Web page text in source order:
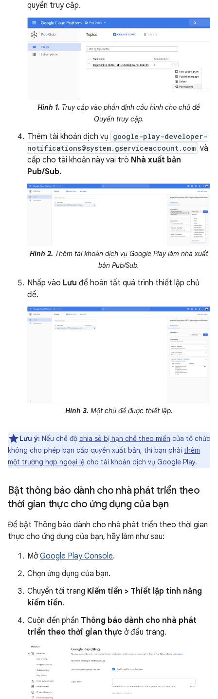
quyền truy cập.
Hình 1. Truy cập vào phần định cấu hình cho chủ đề
Quyền truy cập.
Thêm tài khoản dịch vụ google-play-developer-
notifications@system.gserviceaccount.com và
cấp cho tài khoản này vai trò Nhà xuất bản
Pub/Sub.
Hình 2. Thêm tài khoản dịch vụ Google Play làm nhà xuất
bản Pub/Sub.
Nhấp vào Lưu để hoàn tất quá trình thiết lập chủ
đề.
Hình 3. Một chủ đề được thiết lập.
Lưu ý: Nếu chế độ chia sẻ bị hạn chế theo miền của tổ chức
không cho phép bạn cấp quyền xuất bản, thì bạn phải thêm
một trường hợp ngoại lệ cho tài khoản dịch vụ Google Play.
Bật thông báo dành cho nhà phát triển theo
thời gian thực cho ứng dụng của bạn
Để bật Thông báo dành cho nhà phát triển theo thời gian
thực cho ứng dụng của bạn, hãy làm như sau:
MởGoogle Play Console.
Chọn ứng dụng của bạn.
Chuyển tới trang Kiếm tiền > Thiết lập tính năng
kiếm tiền.
Cuộn đến phần Thông báo dành cho nhà phát
triển theo thời gian thực ở đầu trang.